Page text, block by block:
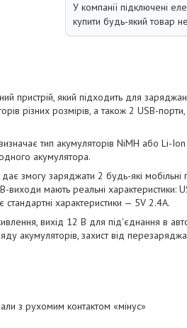
У компанії підключені
купити будь-який товар
який підходить для
різних розмірів, а також 2 USB-
тип акумуляторів NiMH або Li-
акумулятора.
змогу заряджати 2 будь-які мобільні
мають реальні характеристики:
характеристики — 5V 2.4A.
вихід 12 В для під'єднання в
акумуляторів, захист від
з рухомим контактом «мінус»